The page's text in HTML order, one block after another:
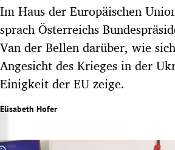
Untermenü
Untermenü
Untermenü
Untermenü
Untermenü
Im Haus der Europäischen
sprach Österreichs
Van der Bellen darüber, wie
Angesicht des Krieges in der
Einigkeit der EU zeige.
Elisabeth Hofer